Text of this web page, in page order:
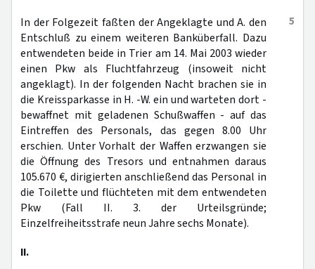
5
In der Folgezeit faßten der Angeklagte und A. den
Entschluß zu einem weiteren Banküberfall. Dazu
entwendeten beide in Trier am 14. Mai 2003 wieder
einen Pkw als Fluchtfahrzeug (insoweit nicht
angeklagt). In der folgenden Nacht brachen sie in
die Kreissparkasse in H. -W. ein und warteten dort -
bewaffnet mit geladenen Schußwaffen - auf das
Eintreffen des Personals, das gegen 8.00 Uhr
erschien. Unter Vorhalt der Waffen erzwangen sie
die Öffnung des Tresors und entnahmen daraus
105.670 €, dirigierten anschließend das Personal in
die Toilette und flüchteten mit dem entwendeten
Pkw (Fall II. 3. der Urteilsgründe;
Einzelfreiheitsstrafe neun Jahre sechs Monate).
II.